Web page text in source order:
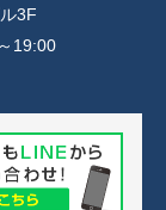
3F
19:00